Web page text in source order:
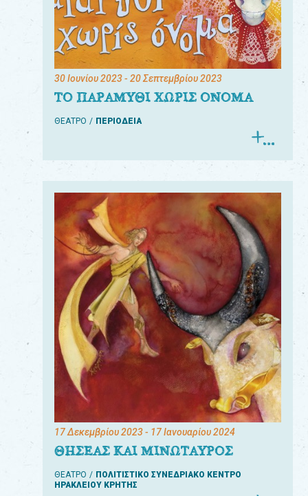
30 Ιουνίου 2023- 20 Σεπτεμβρίου 2023
ΤΟ ΠΑΡΑΜΥΘΙ ΧΩΡΙΣ ΟΝΟΜΑ
ΘΕΑΤΡΟ ΠΕΡΙΟΔΕΙΑ
17 Δεκεμβρίου 2023- 17 Ιανουαρίου 2024
ΘΗΣΕΑΣ ΚΑΙ ΜΙΝΩΤΑΥΡΟΣ
ΘΕΑΤΡΟ
ΠΟΛΙΤΙΣΤΙΚΟ ΣΥΝΕΔΡΙΑΚΟ ΚΕΝΤΡΟ
ΗΡΑΚΛΕΙΟΥ ΚΡΗΤΗΣ